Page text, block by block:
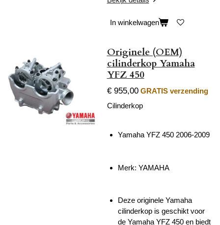
In winkelwagen
Originele (OEM)
cilinderkop Yamaha
YFZ 450
€ 955,00 GRATIS verzending
Cilinderkop
Yamaha YFZ 450 2006-2009
Merk: YAMAHA
Deze originele Yamaha
cilinderkop is geschikt voor
de Yamaha YFZ 450 en biedt